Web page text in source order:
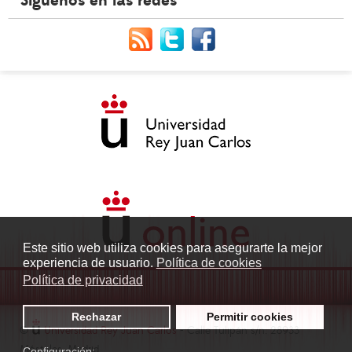
Este sitio web utiliza cookies para asegurarte la mejor
experiencia de usuario. Política de cookies
Política de privacidad
Rechazar Permitir cookies
© Universidad Rey Juan Carlos- Calle Tulipán s/n. 28933